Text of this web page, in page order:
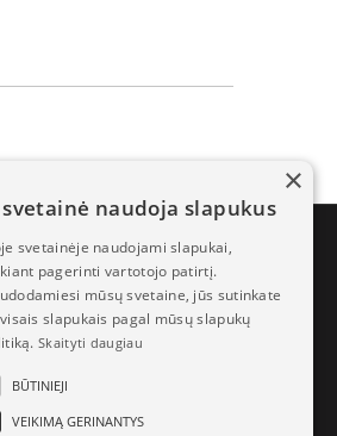
filtrai ir priedai
kodas 306414502
613 73733
×
svetainė naudoja slapukus
svetainėje naudojami slapukai,
pagerinti vartotojo patirtį.
mūsų svetaine, jūs sutinkate
slapukais pagal mūsų slapukų
Skaityti daugiau
BŪTINIEJI
VEIKIMĄ GERINANTYS